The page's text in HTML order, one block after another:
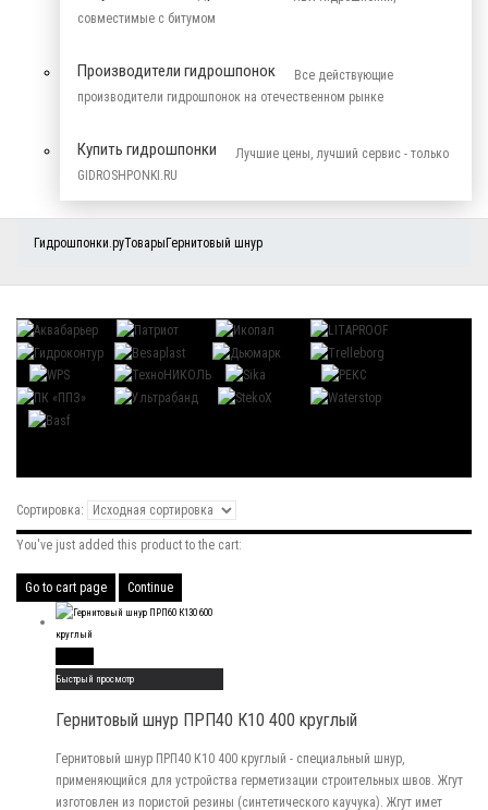
совместимые с битумом
Производители гидрошпонок
Все действующие
производители гидрошпонок на отечественном рынке
Купить гидрошпонки
Лучшие цены, лучший сервис - только
GIDROSHPONKI.RU
Гидрошпонки.руТовары Гернитовый шнур
Сортировка:
You've just added this product to the cart:
Go to cart page Continue
Быстрый просмотр
Гернитовый шнур ПРП40 К10 400 круглый
Гернитовый шнур ПРП40 К10 400 круглый - специальный шнур,
применяющийся для устройства герметизации строительных швов. Жгут
изготовлен из пористой резины (синтетического каучука). Жгут имет